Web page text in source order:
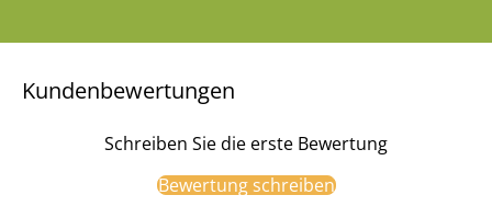
Kundenbewertungen
Schreiben Sie die erste Bewertung
Bewertung schreiben